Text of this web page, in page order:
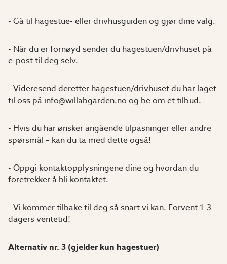
- Gå til hagestue- eller drivhusguiden og gjør dine valg.
- Når du er fornøyd sender du hagestuen/drivhuset på
e-post til deg selv.
- Videresend deretter hagestuen/drivhuset du har laget
til oss påinfo@willabgarden.noog be om et tilbud.
- Hvis du har ønsker angående tilpasninger eller andre
spørsmål – kan du ta med dette også!
- Oppgi kontaktopplysningene dine og hvordan du
foretrekker å bli kontaktet.
- Vi kommer tilbake til deg så snart vi kan. Forvent 1-3
dagers ventetid!
Alternativ nr. 3 (gjelder kun hagestuer)